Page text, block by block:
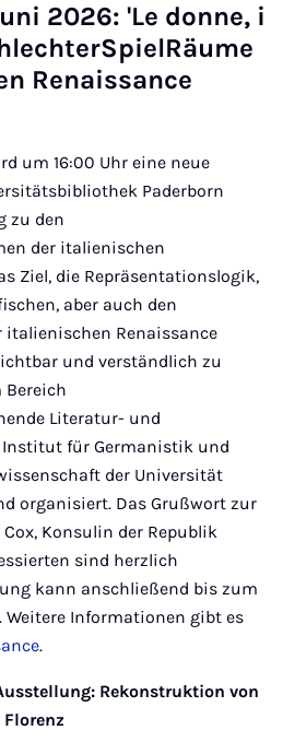
2026: 'Le don­ne, i
Re­nais­sance
um 16:00 Uhr eine neue
Paderborn
zu den
der italienischen
Ziel, die Repräsentationslogik,
aber auch den
italienischen Renaissance
und verständlich zu
Bereich
Literatur- und
für Germanistik und
der Universität
organisiert. Das Grußwort zur
Konsulin der Republik
sind herzlich
kann anschließend bis zum
Weitere Informationen gibt es
.
Rekonstruktion von